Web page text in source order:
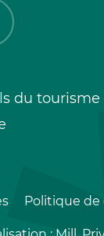
du tourisme
Politique